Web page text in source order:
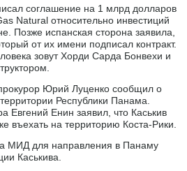
соглашение на 1 млрд долларов
Natural относительно инвестиций
Позже испанская сторона заявила,
от их имени подписал контракт.
зовут Хорди Сарда Бонвехи и
Юрий Луценко сообщил о
Республики Панама.
Евгений Енин заявил, что Каськив
въехать на территорию Коста-Рики.
МИД для направления в Панаму
Каськива.